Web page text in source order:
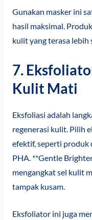
Gunakan masker ini
hasil maksimal.
kulit yang terasa lebih
7.
Kulit Mati
Eksfoliasi adalah
regenerasi kulit. Pilih
efektif, seperti produk
PHA. **Gentle
mengangkat sel kulit
tampak kusam.
Eksfoliator ini juga